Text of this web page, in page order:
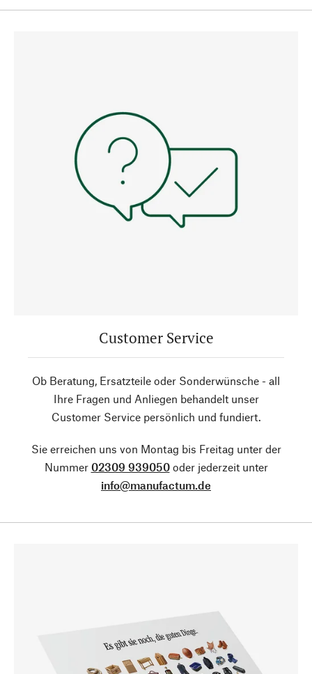
Customer Service
Ob Beratung, Ersatzteile oder Sonderwünsche - all
Ihre Fragen und Anliegen behandelt unser
Customer Service persönlich und fundiert.
Sie erreichen uns von Montag bis Freitag unter der
Nummer 02309 939050oder jederzeit unter
info@manufactum.de